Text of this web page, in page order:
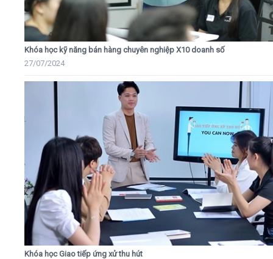
Khóa học kỹ năng bán hàng chuyên nghiệp X10 doanh số
27/07/2024
Khóa học Giao tiếp ứng xử thu hút